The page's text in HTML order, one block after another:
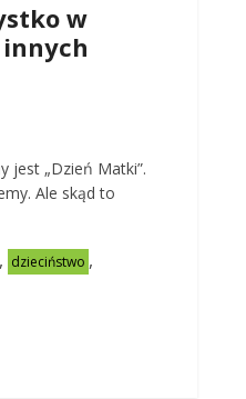
w
innych
jest „Dzień Matki”.
Ale skąd to
, dzieciństwo ,